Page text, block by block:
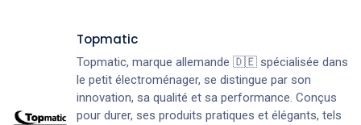
Topmatic
Topmatic, marque allemande 🇩🇪 spécialisée dans
le petit électroménager, se distingue par son
innovation, sa qualité et sa performance. Conçus
pour durer, ses produits pratiques et élégants, tels